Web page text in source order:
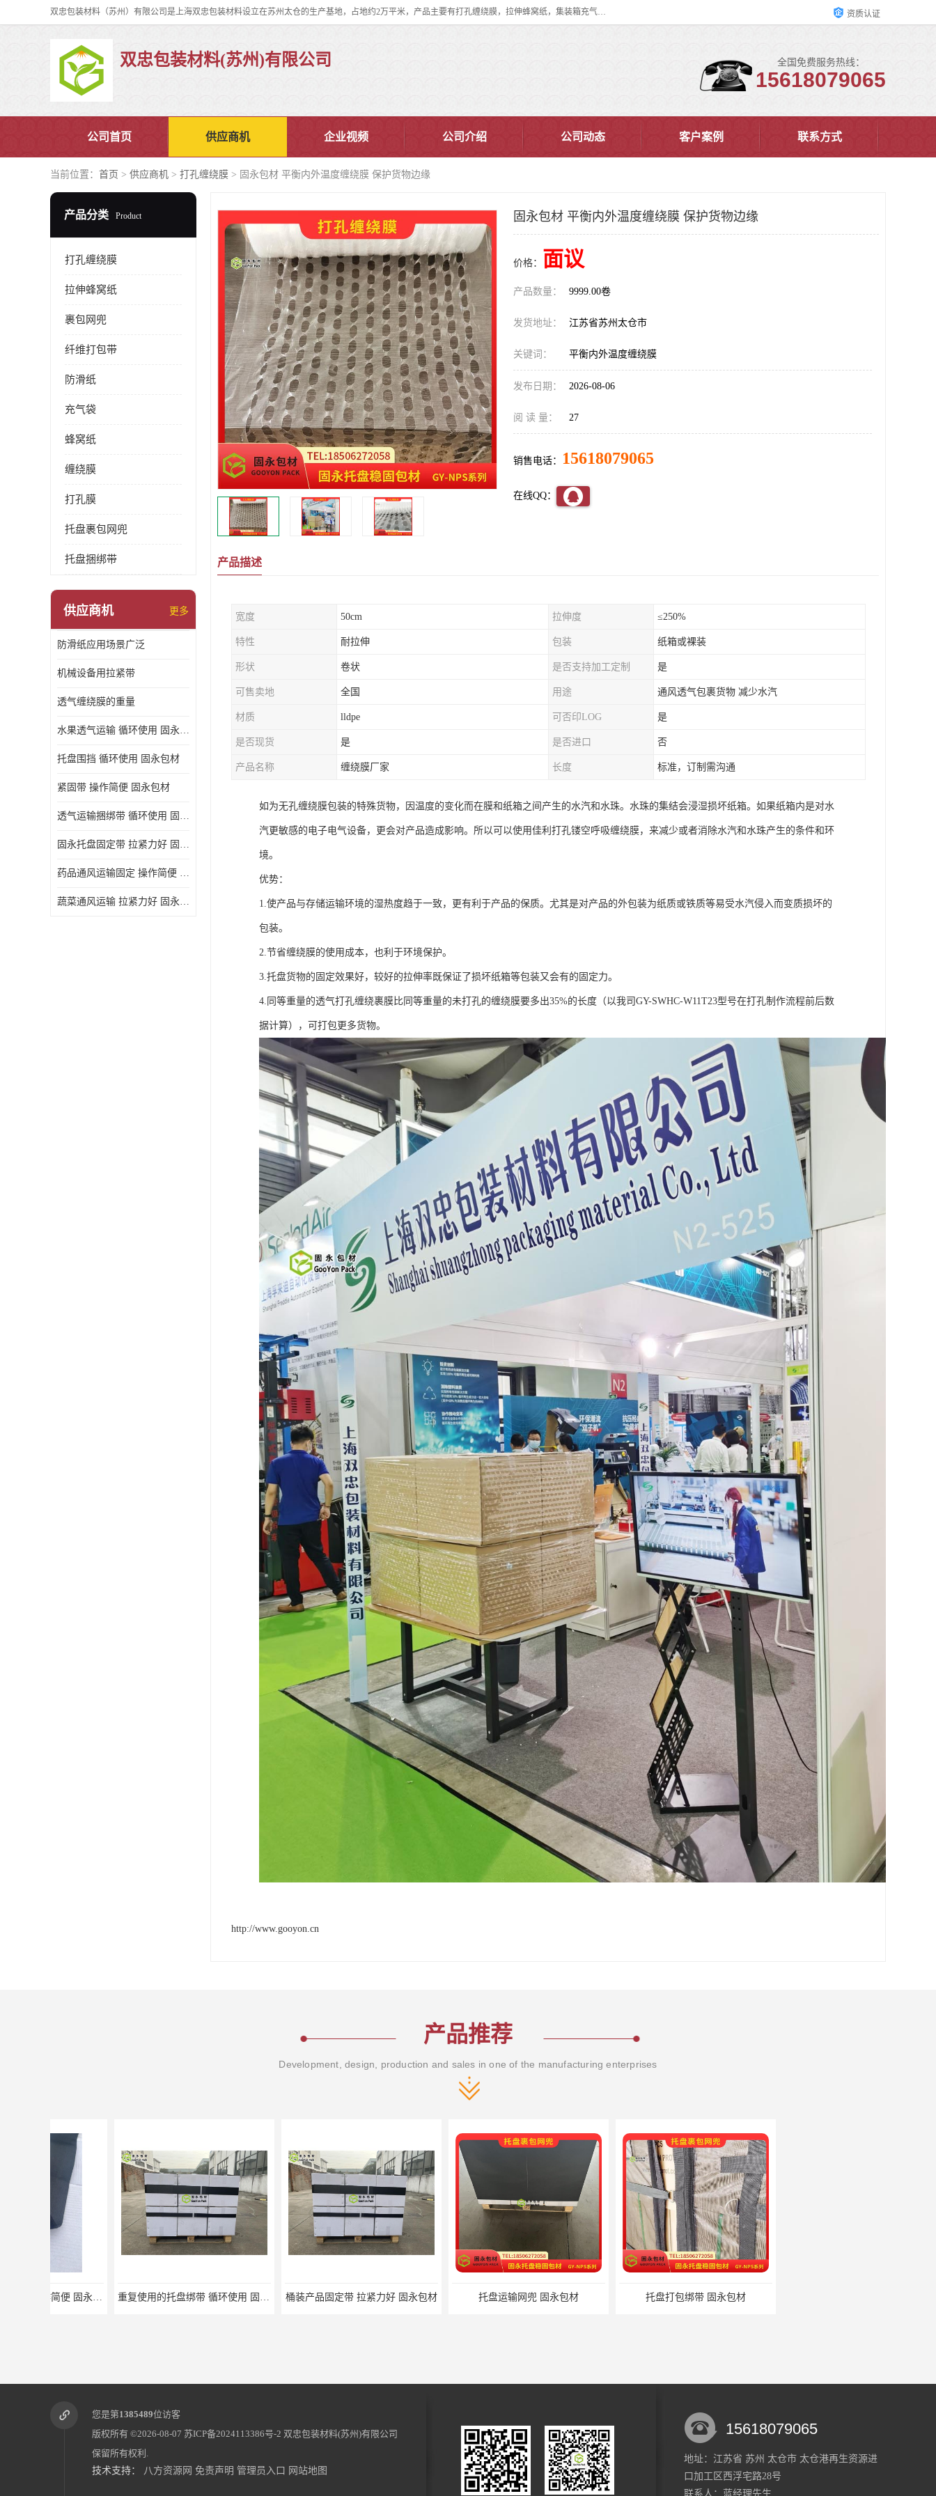
双忠包装材料（苏州）有限公司是上海双忠包装材料设立在苏州太仓的生产基地，占地约2万平米，产品主要有打孔缠绕膜，拉伸蜂窝纸，集装箱充气袋，滑托板，打包带，裹包网兜，防滑纸等箱体和托盘的运输和保护性包材。固永包材®，GooYon Pack®，是我们保护性包装材料的专属品牌。 资质认证
双忠包装材料(苏州)有限公司 全国免费服务热线：
15618079065
公司首页 供应商机 企业视频 公司介绍 公司动态 客户案例 联系方式
当前位置： 首页 > 供应商机 > 打孔缠绕膜 > 固永包材 平衡内外温度缠绕膜 保护货物边缘
产品分类 Product
打孔缠绕膜
拉伸蜂窝纸
裹包网兜
纤维打包带
防滑纸
充气袋
蜂窝纸
缠绕膜
打孔膜
托盘裹包网兜
托盘捆绑带
供应商机 更多
防滑纸应用场景广泛
机械设备用拉紧带
透气缠绕膜的重量
水果透气运输 循环使用 固永包材
托盘围挡 循环使用 固永包材
紧固带 操作简便 固永包材
透气运输捆绑带 循环使用 固永包材
固永托盘固定带 拉紧力好 固永包材
药品通风运输固定 操作简便 固永包材
蔬菜通风运输 拉紧力好 固永包材
固永包材 平衡内外温度缠绕膜 保护货物边缘
价格： 面议
产品数量： 9999.00卷
发货地址： 江苏省苏州太仓市
关键词： 平衡内外温度缠绕膜
发布日期： 2026-08-06
阅 读 量： 27
销售电话： 15618079065
在线QQ：
产品描述
宽度 50cm 拉伸度 ≤250%
特性 耐拉伸 包装 纸箱或裸装
形状 卷状 是否支持加工定制 是
可售卖地 全国 用途 通风透气包裹货物 减少水汽
材质 lldpe 可否印LOG 是
是否现货 是 是否进口 否
产品名称 缠绕膜厂家 长度 标准，订制需沟通
如为无孔缠绕膜包装的特殊货物，因温度的变化而在膜和纸箱之间产生的水汽和水珠。水珠的集结会浸湿损坏纸箱。如果纸箱内是对水
汽更敏感的电子电气设备，更会对产品造成影响。所以可以使用佳利打孔镂空呼吸缠绕膜，来减少或者消除水汽和水珠产生的条件和环
境。
优势：
1.使产品与存储运输环境的湿热度趋于一致，更有利于产品的保质。尤其是对产品的外包装为纸质或铁质等易受水汽侵入而变质损坏的
包装。
2.节省缠绕膜的使用成本，也利于环境保护。
3.托盘货物的固定效果好，较好的拉伸率既保证了损坏纸箱等包装又会有的固定力。
4.同等重量的透气打孔缠绕裹膜比同等重量的未打孔的缠绕膜要多出35%的长度（以我司GY-SWHC-W11T23型号在打孔制作流程前后数
据计算），可打包更多货物。
http://www.gooyon.cn
产品推荐
Development, design, production and sales in one of the manufacturing enterprises
重复使用的托盘绑带 循环使用 固永包材 桶装产品固定带 拉紧力好 固永包材 托盘运输网兜 固永包材 托盘打包绑带 固永包材
电动蜂窝纸拉伸机 固永包材 化妆品装饰材料 固永包材
您是第1385489位访客
版权所有 ©2026-08-07 苏ICP备2024113386号-2 双忠包装材料(苏州)有限公司
保留所有权利.
技术支持： 八方资源网 免责声明 管理员入口 网站地图
15618079065
地址：江苏省 苏州 太仓市 太仓港再生资源进
口加工区西浮宅路28号
联系人：蓝经理先生